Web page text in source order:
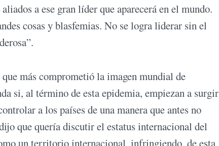
a ese gran líder que aparecerá en el mundo.
cosas y blasfemias. No se logra liderar sin el
más comprometió la imagen mundial de
si, al término de esta epidemia, empiezan a surgir
a los países de una manera que antes no
que quería discutir el estatus internacional del